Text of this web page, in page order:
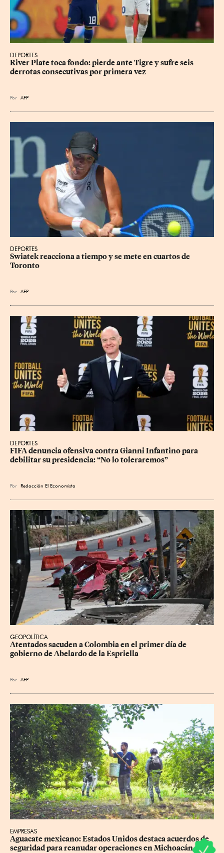
DEPORTES
River Plate toca fondo: pierde ante Tigre y sufre seis
derrotas consecutivas por primera vez
Por AFP
DEPORTES
Swiatek reacciona a tiempo y se mete en cuartos de
Toronto
Por AFP
DEPORTES
FIFA denuncia ofensiva contra Gianni Infantino para
debilitar su presidencia: “No lo toleraremos”
Por Redacción El Economista
GEOPOLÍTICA
Atentados sacuden a Colombia en el primer día de
gobierno de Abelardo de la Espriella
Por AFP
EMPRESAS
Aguacate mexicano: Estados Unidos destaca acuerdos de
seguridad para reanudar operaciones en Michoacán